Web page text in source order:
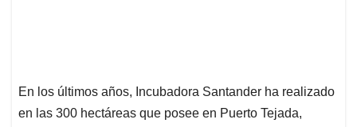
En los últimos años, Incubadora Santander ha realizado
en las 300 hectáreas que posee en Puerto Tejada,